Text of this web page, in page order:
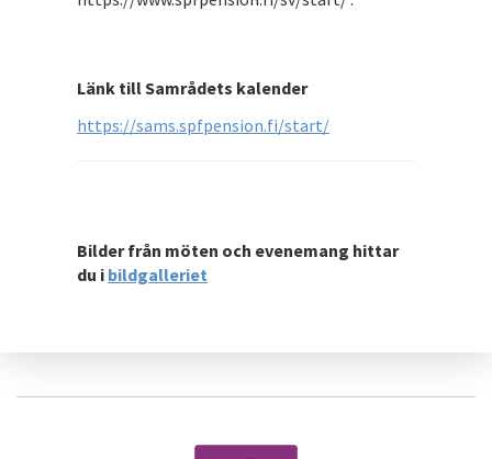
Länk till Samrådets kalender
https://sams.spfpension.fi/start/
Bilder från möten och evenemang hittar
du i bildgalleriet